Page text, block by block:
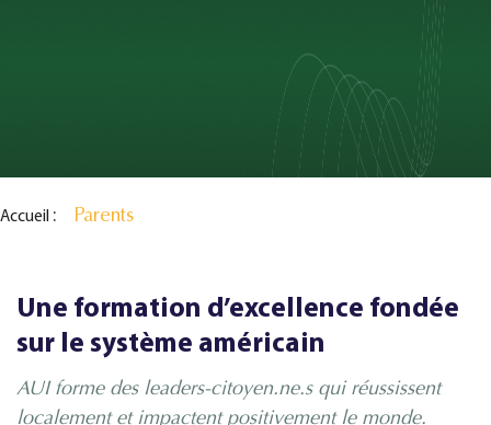
Accueil Parents
Une formation d’excellence fondée
sur le système américain
AUI forme des leaders-citoyen.ne.s qui réussissent
localement et impactent positivement le monde.